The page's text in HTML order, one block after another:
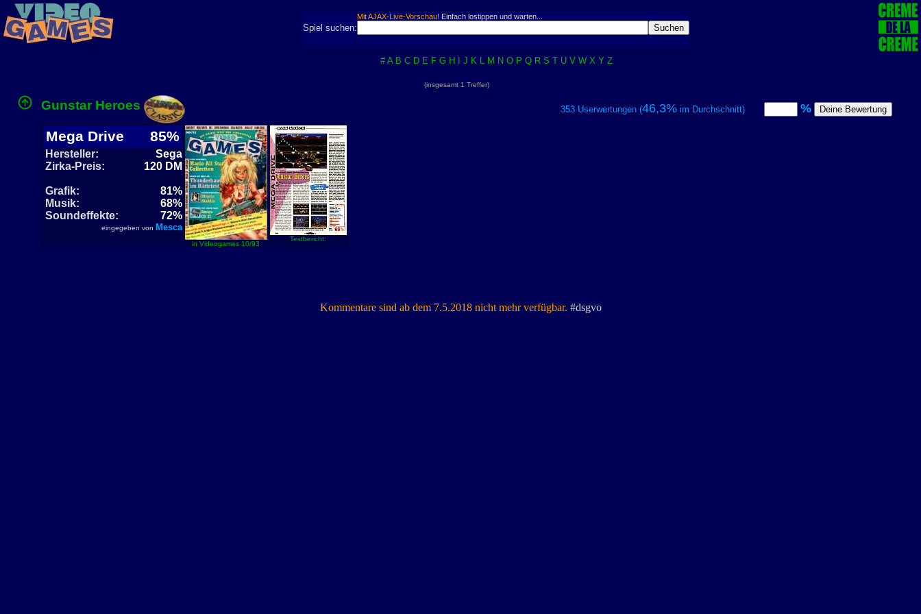
Mit AJAX-Live-Vorschau! Einfach lostippen und warten...
Spiel suchen:
# A B C D E F G H J K L M N O P Q R S T U V W X Y Z
(insgesamt 1 Treffer)
Gunstar Heroes 353 Userwertungen (46,3%im Durchschnitt) %
Mega Drive 85%
Hersteller:
Sega
Zirka-Preis:
120 DM
Grafik:
81%
Musik:
68%
Soundeffekte:
72%
eingegeben von Mesca
in Videogames 10/93
Testbericht:
Kommentare sind ab dem 7.5.2018 nicht mehr verfügbar. #dsgvo